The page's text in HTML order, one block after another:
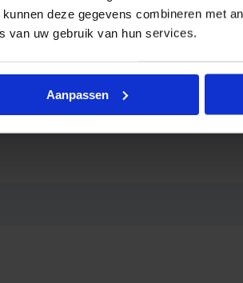
deze gegevens combineren met
van uw gebruik van hun services.
Aanpassen